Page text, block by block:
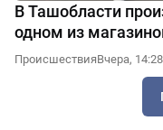
В Ташобласти
одном из
ПроисшествияВчера, 14:28